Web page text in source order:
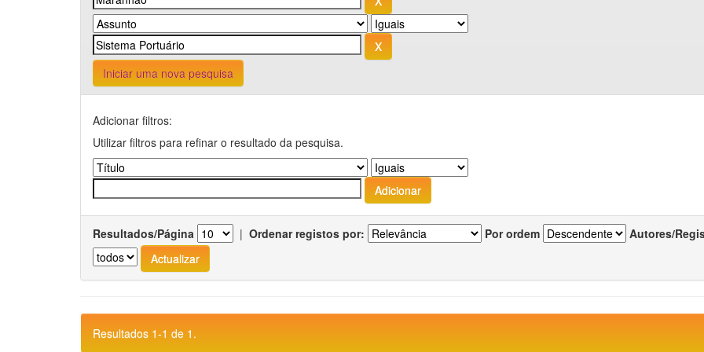
Iniciar uma nova pesquisa
Adicionar filtros:
Utilizar filtros para refinar o resultado da pesquisa.
Resultados/Página | Ordenar registos por: Por ordem Autores/
Resultados 1-1 de 1.